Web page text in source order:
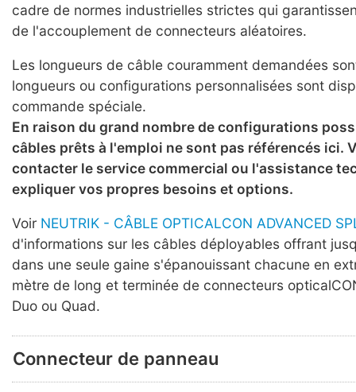
cadre de normes industrielles strictes qui
de l'accouplement de connecteurs aléatoires.
Les longueurs de câble couramment demandées
longueurs ou configurations personnalisées sont
commande spéciale.
En raison du grand nombre de configurations
câbles prêts à l'emploi ne sont pas référencés ici.
contacter le service commercial ou l'assistance
expliquer vos propres besoins et options.
Voir NEUTRIK - CÂBLE OPTICALCON ADVANCED
d'informations sur les câbles déployables offrant
dans une seule gaine s'épanouissant chacune en
mètre de long et terminée de connecteurs
Duo ou Quad.
Connecteur de panneau